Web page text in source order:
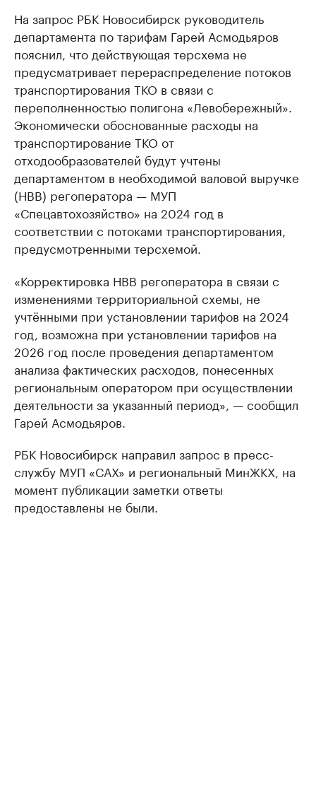
На запрос РБК Новосибирск руководитель
департамента по тарифам Гарей Асмодьяров
пояснил, что действующая терсхема не
предусматривает перераспределение потоков
транспортирования ТКО в связи с
переполненностью полигона «Левобережный».
Экономически обоснованные расходы на
транспортирование ТКО от
отходообразователей будут учтены
департаментом в необходимой валовой выручке
(НВВ) регоператора — МУП
«Спецавтохозяйство» на 2024 год в
соответствии с потоками транспортирования,
предусмотренными терсхемой.
«Корректировка НВВ регоператора в связи с
изменениями территориальной схемы, не
учтёнными при установлении тарифов на 2024
год, возможна при установлении тарифов на
2026 год после проведения департаментом
анализа фактических расходов, понесенных
региональным оператором при осуществлении
деятельности за указанный период», — сообщил
Гарей Асмодьяров.
РБК Новосибирск направил запрос в пресс-
службу МУП «САХ» и региональный МинЖКХ, на
момент публикации заметки ответы
предоставлены не были.